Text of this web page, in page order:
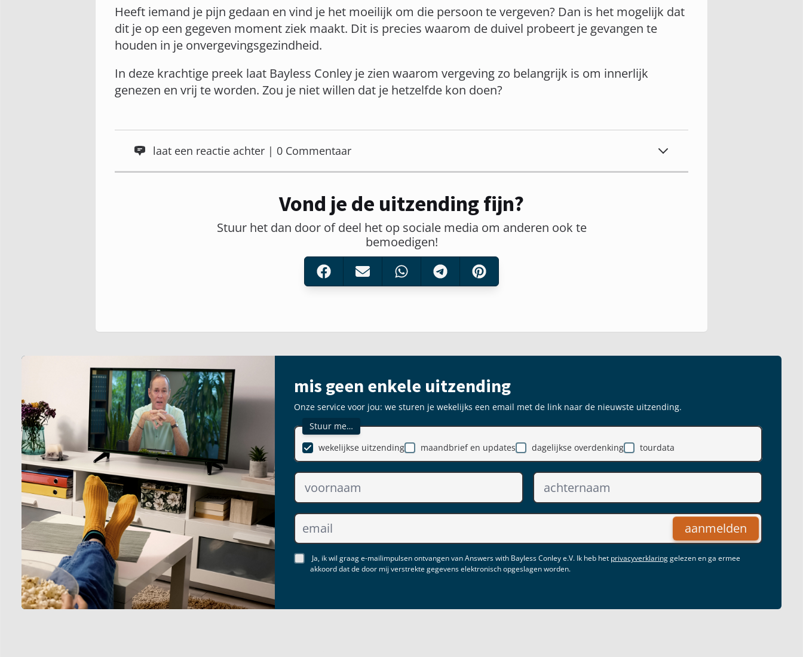
Heeft iemand je pijn gedaan en vind je het moeilijk om die persoon te vergeven? Dan is het mogelijk dat
dit je op een gegeven moment ziek maakt. Dit is precies waarom de duivel probeert je gevangen te
houden in je onvergevingsgezindheid.
In deze krachtige preek laat Bayless Conley je zien waarom vergeving zo belangrijk is om innerlijk
genezen en vrij te worden. Zou je niet willen dat je hetzelfde kon doen?
laat een reactie achter | 0 Commentaar
Vond je de uitzending fijn?
Stuur het dan door of deel het op sociale media om anderen ook te
bemoedigen!
mis geen enkele uitzending
Onze service voor jou: we sturen je wekelijks een email met de link naar de nieuwste uitzending.
Stuur me…
maandbrief en updates
dagelijkse overdenking
wekelijkse uitzending tourdata
aanmelden
Ja, ik wil graag e-mailimpulsen ontvangen van Answers with Bayless Conley e.V. Ik heb het privacyverklaringgelezen en ga ermee
akkoord dat de door mij verstrekte gegevens elektronisch opgeslagen worden.